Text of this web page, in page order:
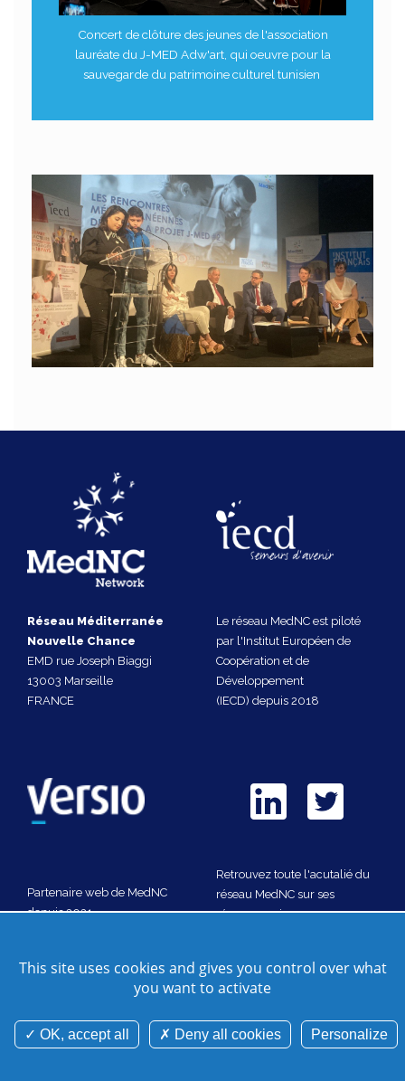
Concert de clôture des jeunes de l'association
lauréate du J-MED Adw'art, qui oeuvre pour la
sauvegarde du patrimoine culturel tunisien
Réseau Méditerranée
Nouvelle Chance
EMD rue Joseph Biaggi
13003 Marseille
FRANCE
Le réseau MedNC est piloté
par l'Institut Européen de
Coopération et de
Développement
(IECD) depuis 2018
Partenaire web de MedNC
depuis 2021
Retrouvez toute l'acutalié du
réseau MedNC sur ses
réseaux sociaux
Mentions légales
Cookies et données personnelles
This site uses cookies and gives you control over what
you want to activate
OK, accept all Deny all cookies Personalize